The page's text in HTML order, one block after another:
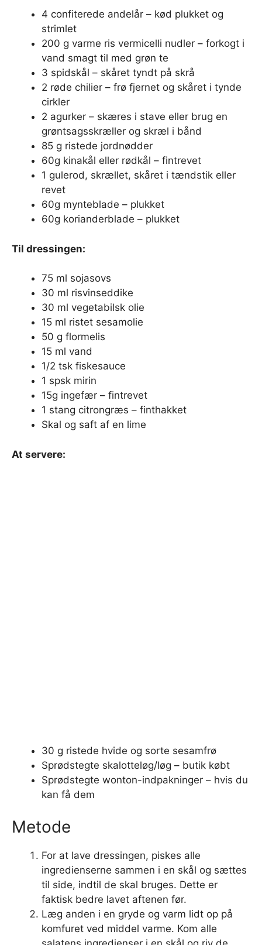
4 confiterede andelår – kød plukket og
strimlet
200 g varme ris vermicelli nudler – forkogt i
vand smagt til med grøn te
3 spidskål – skåret tyndt på skrå
2 røde chilier – frø fjernet og skåret i tynde
cirkler
2 agurker – skæres i stave eller brug en
grøntsagsskræller og skræl i bånd
85 g ristede jordnødder
60g kinakål eller rødkål – fintrevet
1 gulerod, skrællet, skåret i tændstik eller
revet
60g mynteblade – plukket
60g korianderblade – plukket
Til dressingen:
75 ml sojasovs
30 ml risvinseddike
30 ml vegetabilsk olie
15 ml ristet sesamolie
50 g flormelis
15 ml vand
1/2 tsk fiskesauce
1 spsk mirin
15g ingefær – fintrevet
1 stang citrongræs – finthakket
Skal og saft af en lime
At servere:
30 g ristede hvide og sorte sesamfrø
Sprødstegte skalotteløg/løg – butik købt
Sprødstegte wonton-indpakninger – hvis du
kan få dem
Metode
For at lave dressingen, piskes alle
ingredienserne sammen i en skål og sættes
til side, indtil de skal bruges. Dette er
faktisk bedre lavet aftenen før.
Læg anden i en gryde og varm lidt op på
komfuret ved middel varme. Kom alle